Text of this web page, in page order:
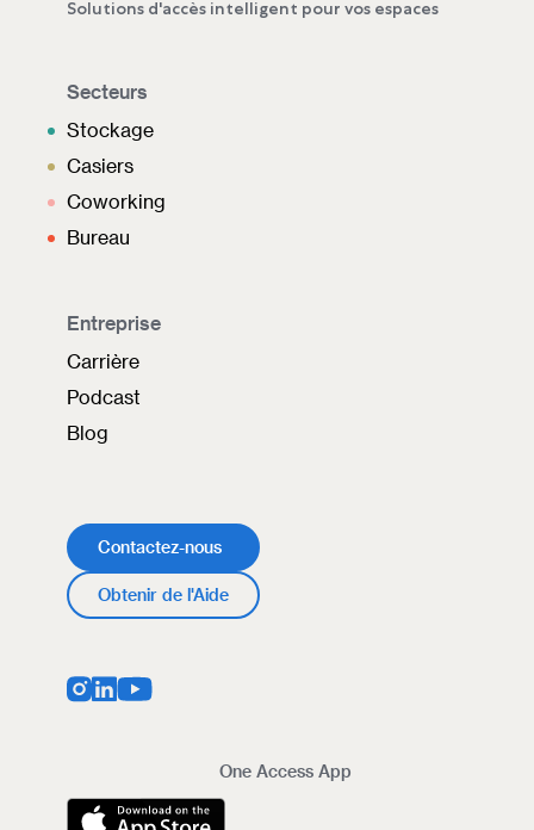
Solutions d'accès intelligent pour vos espaces
Secteurs
Stockage
Casiers
Coworking
Bureau
Entreprise
Carrière
Podcast
Blog
Contactez-nous
Obtenir de l'Aide
One Access App